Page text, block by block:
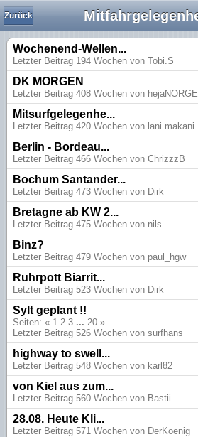
Zurück
Wochenend-Wellen...
Letzter Beitrag 194 Wochen von Tobi.S
DK MORGEN
Letzter Beitrag 408 Wochen von hejaNORGE
Mitsurfgelegenhe...
Letzter Beitrag 420 Wochen von lani makani
Berlin - Bordeau...
Letzter Beitrag 466 Wochen von ChrizzzB
Bochum Santander...
Letzter Beitrag 473 Wochen von Dirk
Bretagne ab KW 2...
Letzter Beitrag 475 Wochen von nils
Binz?
Letzter Beitrag 479 Wochen von paul_hgw
Ruhrpott Biarrit...
Letzter Beitrag 523 Wochen von Dirk
Sylt geplant !!
Seiten: « 1 2 3 ... 20 »
Letzter Beitrag 526 Wochen von surfhans
highway to swell...
Letzter Beitrag 548 Wochen von karl82
von Kiel aus zum...
Letzter Beitrag 560 Wochen von Bastii
28.08. Heute Kli...
Letzter Beitrag 571 Wochen von DerKoenig